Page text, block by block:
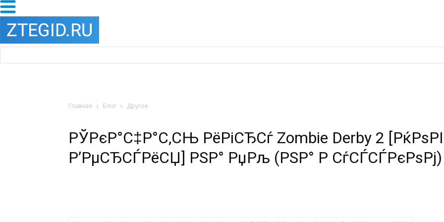
Главная Блог Другое
РЎРєР°С‡Р°С‚СЊ РёРіСЂСѓ Zombie Derby 2
Р’РµСЂСЃРёСЏ] РЅР° РџРљ (РЅР° Р СѓСЃСЃРєРѕРј)